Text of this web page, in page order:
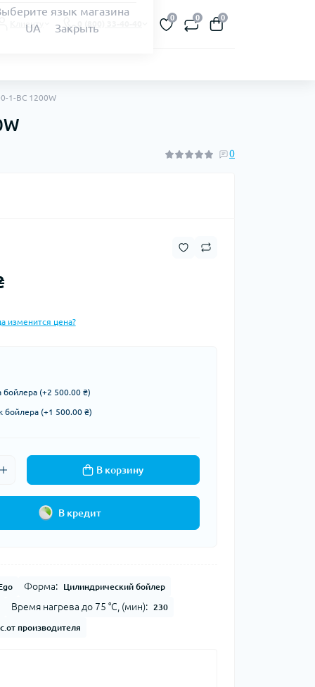
Клиенту
0 0 0
1-BC 1200W
0
изменится цена?
бойлера (+2 500.00 ₴)
бойлера (+1 500.00 ₴)
В корзину
В кредит
Форма: Цилиндрический бойлер
Время нагрева до 75 °С, (мин): 230
производителя
язык магазина
UA
Закрыть